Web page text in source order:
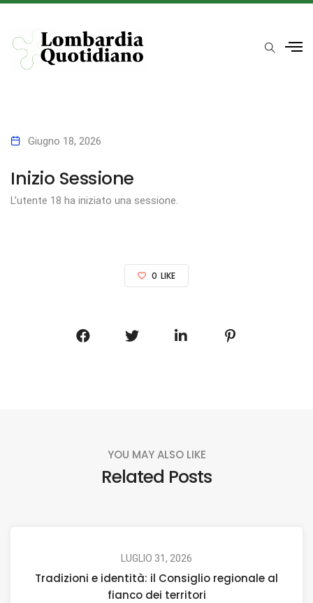
Giugno 18, 2026
Inizio Sessione
L’utente 18 ha iniziato una sessione.
0 LIKE
YOU MAY ALSO LIKE
Related Posts
LUGLIO 31, 2026
Tradizioni e identità: il Consiglio regionale al
fianco dei territori